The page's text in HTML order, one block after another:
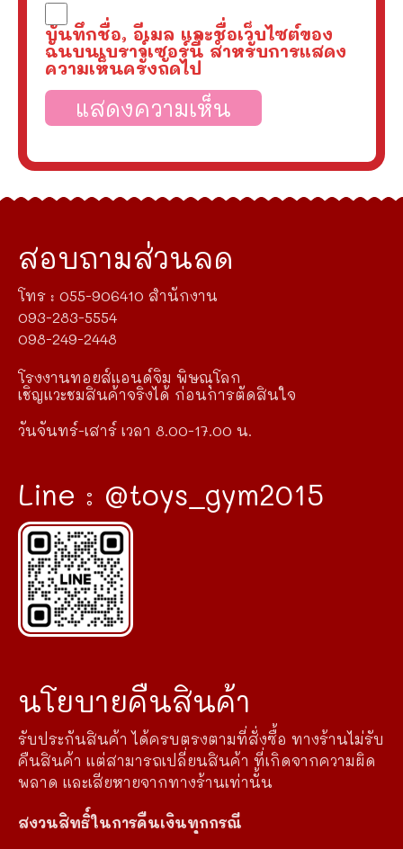
บันทึกชื่อ, อีเมล และชื่อเว็บไซต์ของ
ฉันบนเบราว์เซอร์นี้ สำหรับการแสดง
ความเห็นครั้งถัดไป
สอบถามส่วนลด
โทร : 055-906410 สำนักงาน
093-283-5554
098-249-2448
โรงงานทอยส์แอนด์จิม พิษณุโลก
เชิญแวะชมสินค้าจริงได้ ก่อนการตัดสินใจ
วันจันทร์-เสาร์ เวลา 8.00-17.00 น.
Line : @toys_gym2015
นโยบายคืนสินค้า
รับประกันสินค้า ได้ครบตรงตามที่สั่งซื้อ ทางร้านไม่รับ
คืนสินค้า แต่สามารถเปลี่ยนสินค้า ที่เกิดจากความผิด
พลาด และเสียหายจากทางร้านเท่านั้น
สงวนสิทธิ์ในการคืนเงินทุกกรณี